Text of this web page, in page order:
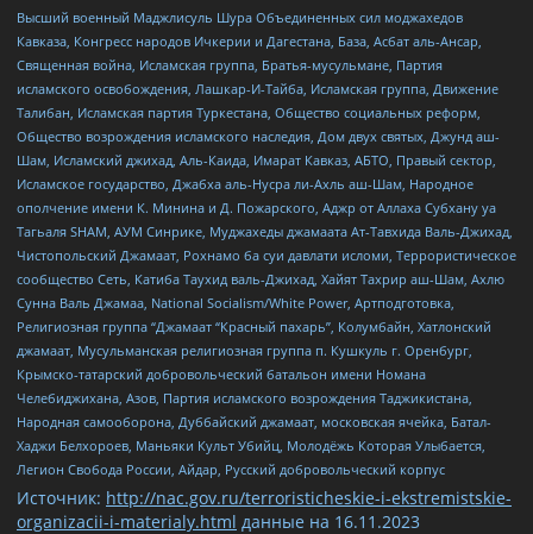
Высший военный Маджлисуль Шура Объединенных сил моджахедов
Кавказа, Конгресс народов Ичкерии и Дагестана, База, Асбат аль-Ансар,
Священная война, Исламская группа, Братья-мусульмане, Партия
исламского освобождения, Лашкар-И-Тайба, Исламская группа, Движение
Талибан, Исламская партия Туркестана, Общество социальных реформ,
Общество возрождения исламского наследия, Дом двух святых, Джунд аш-
Шам, Исламский джихад, Аль-Каида, Имарат Кавказ, АБТО, Правый сектор,
Исламское государство, Джабха аль-Нусра ли-Ахль аш-Шам, Народное
ополчение имени К. Минина и Д. Пожарского, Аджр от Аллаха Субхану уа
Тагьаля SHAM, АУМ Синрике, Муджахеды джамаата Ат-Тавхида Валь-Джихад,
Чистопольский Джамаат, Рохнамо ба суи давлати исломи, Террористическое
сообщество Сеть, Катиба Таухид валь-Джихад, Хайят Тахрир аш-Шам, Ахлю
Сунна Валь Джамаа, National Socialism/White Power, Артподготовка,
Религиозная группа “Джамаат “Красный пахарь”, Колумбайн, Хатлонский
джамаат, Мусульманская религиозная группа п. Кушкуль г. Оренбург,
Крымско-татарский добровольческий батальон имени Номана
Челебиджихана, Азов, Партия исламского возрождения Таджикистана,
Народная самооборона, Дуббайский джамаат, московская ячейка, Батал-
Хаджи Белхороев, Маньяки Культ Убийц, Молодёжь Которая Улыбается,
Легион Свобода России, Айдар, Русский добровольческий корпус
Источник: http://nac.gov.ru/terroristicheskie-i-ekstremistskie-
organizacii-i-materialy.html данные на 16.11.2023